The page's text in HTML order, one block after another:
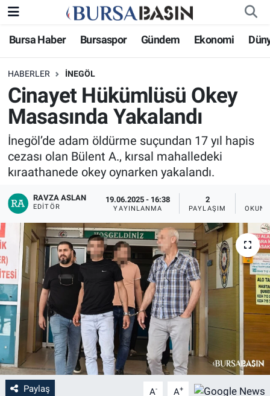
Bursa Haber Bursaspor Gündem Ekonomi
HABERLER İNEGÖL
Cinayet Hükümlüsü Okey
Masasında Yakalandı
İnegöl’de adam öldürme suçundan 17 yıl hapis
cezası olan Bülent A., kırsal mahalledeki
kıraathanede okey oynarken yakalandı.
RAVZA ASLAN
EDITÖR
19.06.2025 - 16:38
YAYINLANMA
2
PAYLAŞIM
Paylaş A- A+
Bursa Haber
Genel
Politika
Bilim, Teknoloji
KÜLTÜR-SANAT
Yerel
Bursaspor
Gündem
Sağlık
Eğitim
Ekonomi
Dünya
Bursa Nöbetçi Eczaneler
Bursa Hava Durumu
Bursa Namaz Vakitleri
Bursa Trafik Yoğunluk Haritası
Süper Lig Puan Durumu ve Fikstür
Tüm Manşetler
Son Dakika Haberleri
Haber Arşivi